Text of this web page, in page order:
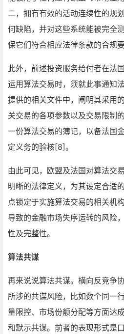
二，拥有有效的活动连续性的规
何缺陷，并对这些系统能被完全
保它们符合相应法律条款的合规要
此外，前述投资服务给付者在法
运用算法交易时，须就此事通知
提供的相关文件中，阐明其采用
关交易的各项参数以及交易限制
一份算法交易的簿记，以备法国
定义务的验核[8]。
由此可见，欧盟及法国对算法交
明晰的法律定义，为其设定合适
点锁定于实施算法交易的相关机
导致的金融市场失序运转的风险
性及完整性。
算法共谋
再来说说算法共谋。横向反竞争
所涉的共谋风险，比如数个同一
量限控、市场份额分配等方面达
和默示共谋。前者的表现形式是